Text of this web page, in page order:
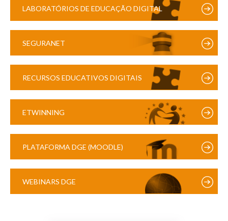
LABORATÓRIOS DE EDUCAÇÃO DIGITAL
SEGURANET
RECURSOS EDUCATIVOS DIGITAIS
ETWINNING
PLATAFORMA DGE (MOODLE)
WEBINARS DGE